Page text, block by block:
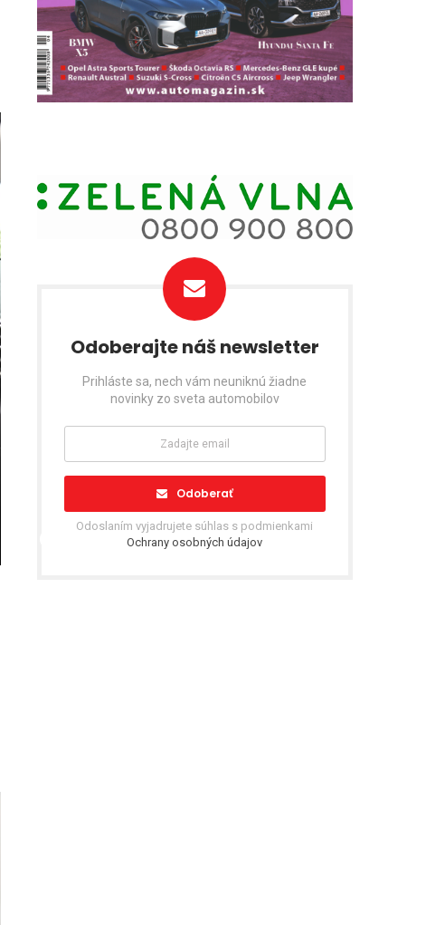
Odoberajte náš newsletter
Prihláste sa, nech vám neuniknú žiadne
novinky zo sveta automobilov
Odoberať
Odoslaním vyjadrujete súhlas s podmienkami
Ochrany osobných údajov